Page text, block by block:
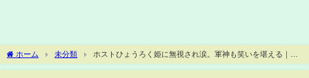
ホーム 未分類
ホストひょうろく姫に無視され涙。軍神も笑いを堪える｜#
愛のハイエナ 特別編 さらばのYouTubedで配信中！ #ニューヨーク #さらば青春の光